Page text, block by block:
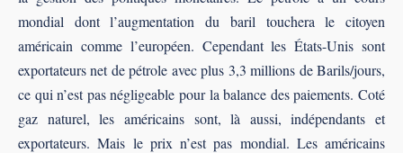
mondial dont l’augmentation du baril touchera le citoyen
américain comme l’européen. Cependant les États-Unis sont
exportateurs net de pétrole avec plus 3,3 millions de Barils/jours,
ce qui n’est pas négligeable pour la balance des paiements. Coté
gaz naturel, les américains sont, là aussi, indépendants et
exportateurs. Mais le prix n’est pas mondial. Les américains